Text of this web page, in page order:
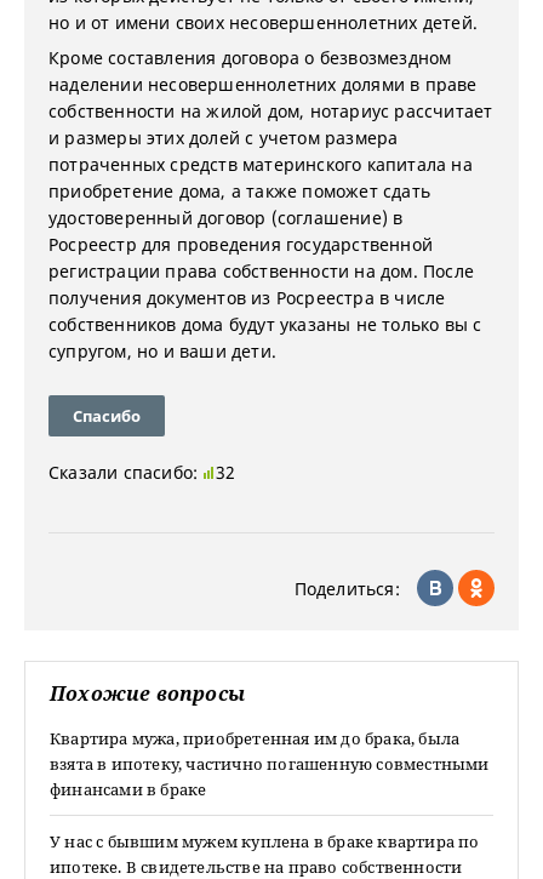
но и от имени своих несовершеннолетних детей.
Кроме составления договора о безвозмездном
наделении несовершеннолетних долями в праве
собственности на жилой дом, нотариус рассчитает
и размеры этих долей с учетом размера
потраченных средств материнского капитала на
приобретение дома, а также поможет сдать
удостоверенный договор (соглашение) в
Росреестр для проведения государственной
регистрации права собственности на дом. После
получения документов из Росреестра в числе
собственников дома будут указаны не только вы с
супругом, но и ваши дети.
Спасибо
Сказали спасибо: 32
Поделиться:
Похожие вопросы
Квартира мужа, приобретенная им до брака, была
взята в ипотеку, частично погашенную совместными
финансами в браке
У нас с бывшим мужем куплена в браке квартира по
ипотеке. В свидетельстве на право собственности